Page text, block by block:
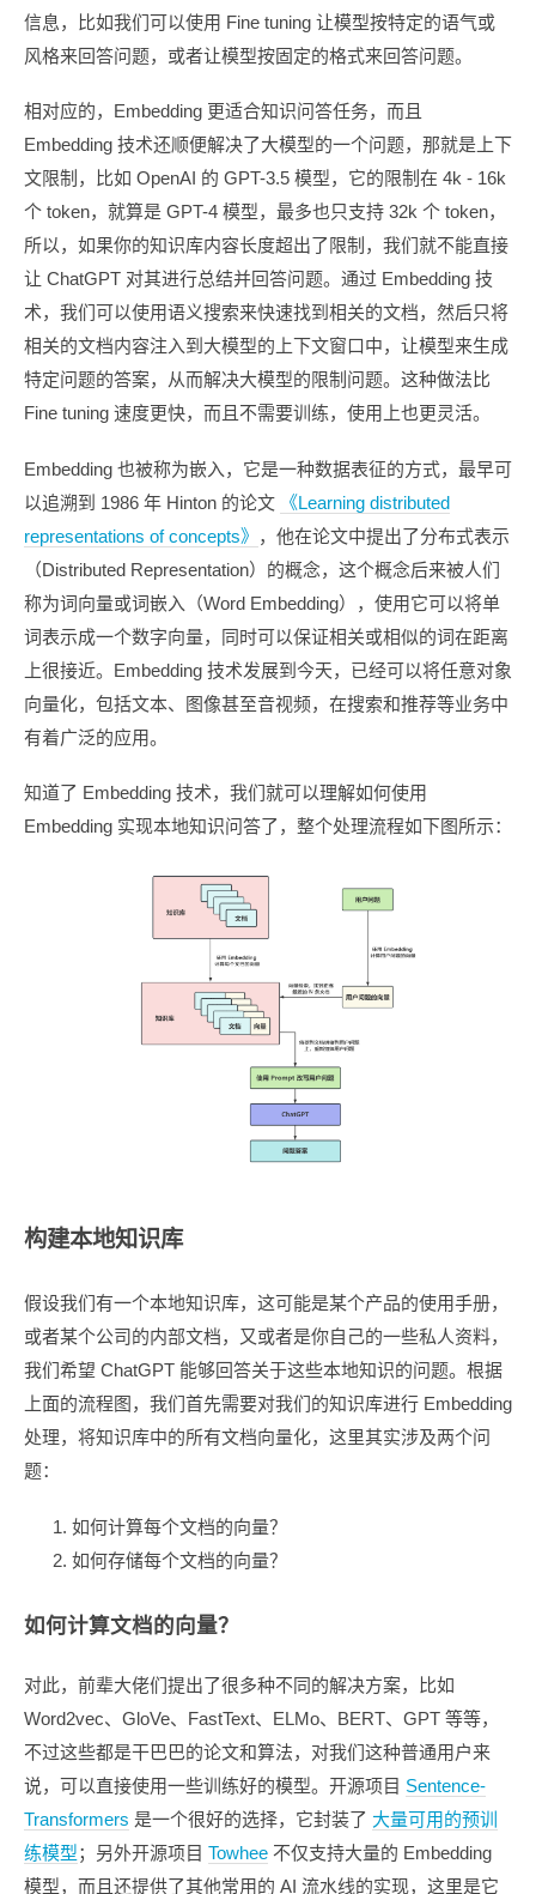
信息，比如我们可以使用 Fine tuning 让模型按特定的语气或
风格来回答问题，或者让模型按固定的格式来回答问题。
相对应的，Embedding 更适合知识问答任务，而且
Embedding 技术还顺便解决了大模型的一个问题，那就是上下
文限制，比如 OpenAI 的 GPT-3.5 模型，它的限制在 4k - 16k
个 token，就算是 GPT-4 模型，最多也只支持 32k 个 token，
所以，如果你的知识库内容长度超出了限制，我们就不能直接
让 ChatGPT 对其进行总结并回答问题。通过 Embedding 技
术，我们可以使用语义搜索来快速找到相关的文档，然后只将
相关的文档内容注入到大模型的上下文窗口中，让模型来生成
特定问题的答案，从而解决大模型的限制问题。这种做法比
Fine tuning 速度更快，而且不需要训练，使用上也更灵活。
Embedding 也被称为嵌入，它是一种数据表征的方式，最早可
以追溯到 1986 年 Hinton 的论文
《Learning distributed
representations of concepts》 ，他在论文中提出了分布式表示
（Distributed Representation）的概念，这个概念后来被人们
称为词向量或词嵌入（Word Embedding），使用它可以将单
词表示成一个数字向量，同时可以保证相关或相似的词在距离
上很接近。Embedding 技术发展到今天，已经可以将任意对象
向量化，包括文本、图像甚至音视频，在搜索和推荐等业务中
有着广泛的应用。
知道了 Embedding 技术，我们就可以理解如何使用
Embedding 实现本地知识问答了，整个处理流程如下图所示：
构建本地知识库
假设我们有一个本地知识库，这可能是某个产品的使用手册，
或者某个公司的内部文档，又或者是你自己的一些私人资料，
我们希望 ChatGPT 能够回答关于这些本地知识的问题。根据
上面的流程图，我们首先需要对我们的知识库进行 Embedding
处理，将知识库中的所有文档向量化，这里其实涉及两个问
题：
如何计算每个文档的向量？
如何存储每个文档的向量？
如何计算文档的向量？
对此，前辈大佬们提出了很多种不同的解决方案，比如
Word2vec、GloVe、FastText、ELMo、BERT、GPT 等等，
不过这些都是干巴巴的论文和算法，对我们这种普通用户来
说，可以直接使用一些训练好的模型。开源项目 Sentence-
Transformers 是一个很好的选择，它封装了 大量可用的预训
练模型；另外开源项目 Towhee 不仅支持大量的 Embedding
模型，而且还提供了其他常用的 AI 流水线的实现，这里是它